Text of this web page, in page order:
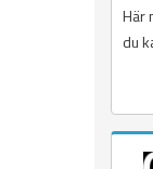
Här
du